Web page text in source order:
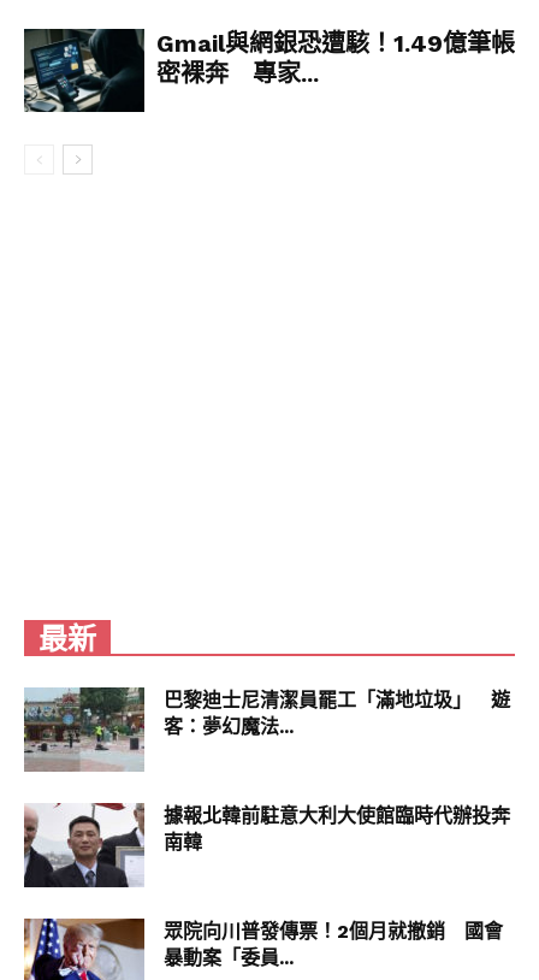
N0aXRpYWwiLCJ2ZXJzaW9uIjpudWxsfSwid
GZ3X2V4cGVyaW1lbnRzX2Nvb2tpZV9leHBpc
mF0aW9uIjp7ImJ1Y2tldCI6MTIwOTYwMCwi
dGVfc2NyaWJlc190b19zZXR0aW5ncyI6eyJid
b070a171364caf6fed5&siteScreenName=4Ga
mers&theme=light&widgetsVersion=a3525f0
在這次的八大師賽，小智先是擊敗豐緣地區的大
吾，下一輪再擊敗神奧地區的竹蘭，於決賽對上無
敗的王者丹帝，在激烈的 6 對 6 戰鬥下，小智的皮
卡丘與丹帝的噴火龍正面激鬥，打敗對手拿下冠
軍，成為世界最強的寶可夢訓練師。
Download
「扮演小智已經過了 25 年了，戰鬥中的小智總是拼
Gmail與網銀恐遭駭！1.49億筆帳
密裸奔 專家...
最新
巴黎迪士尼清潔員罷工「滿地垃圾」 遊
客：夢幻魔法...
據報北韓前駐意大利大使館臨時代辦投奔
南韓
眾院向川普發傳票！2個月就撤銷 國會
暴動案「委員...